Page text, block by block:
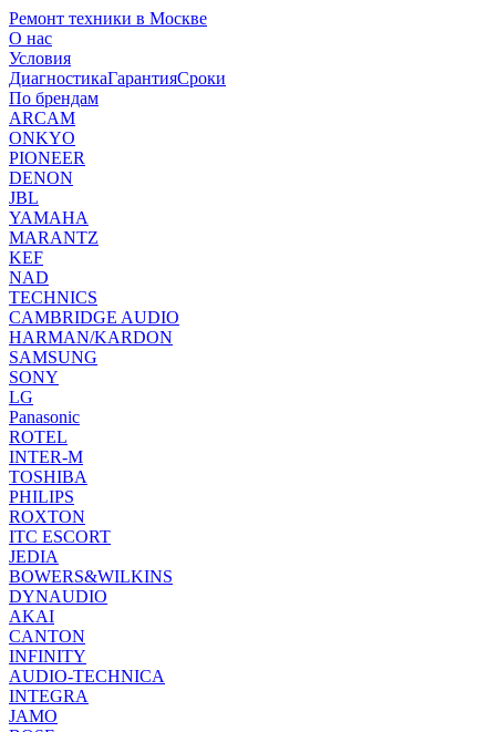
Ремонт техники в Москве
О нас
Условия
ДиагностикаГарантияСроки
По брендам
ARCAM
ONKYO
PIONEER
DENON
JBL
YAMAHA
MARANTZ
KEF
NAD
TECHNICS
CAMBRIDGE AUDIO
HARMAN/KARDON
SAMSUNG
SONY
LG
Panasonic
ROTEL
INTER-M
TOSHIBA
PHILIPS
ROXTON
ITC ESCORT
JEDIA
BOWERS&WILKINS
DYNAUDIO
AKAI
CANTON
INFINITY
AUDIO-TECHNICA
INTEGRA
JAMO